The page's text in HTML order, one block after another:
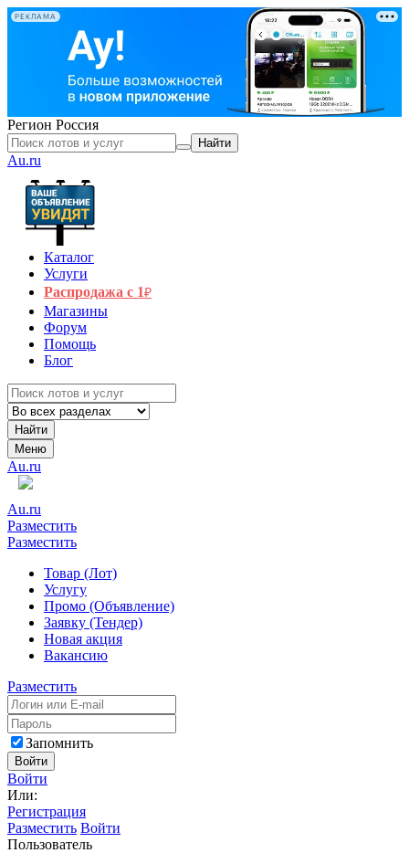
РЕКЛАМА
Регион Россия
Найти
Au.ru
Каталог
Услуги
Распродажа с 1₽
Магазины
Форум
Помощь
Блог
Найти
Меню
Au.ru
Au.ru
Разместить
Разместить
Товар (Лот)
Услугу
Промо (Объявление)
Заявку (Тендер)
Новая акция
Вакансию
Разместить
Запомнить
Войти
Войти
Или:
Регистрация
Разместить Войти
Пользователь